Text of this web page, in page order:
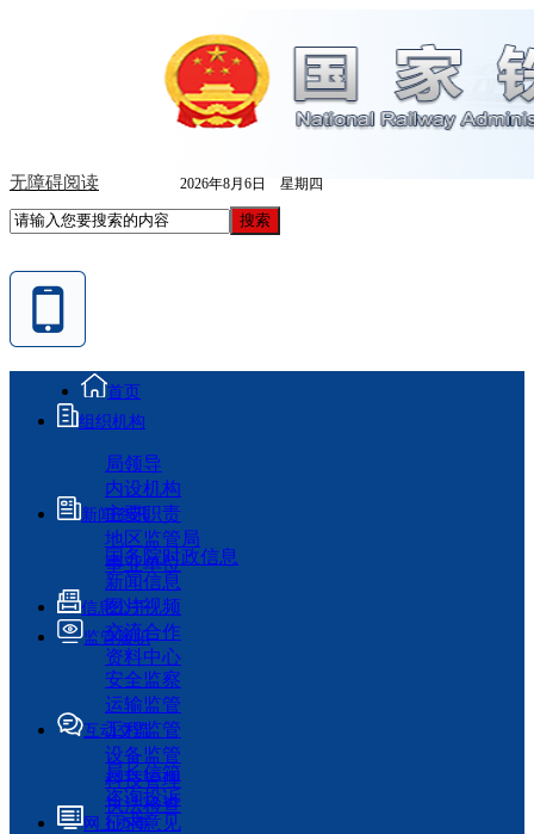
无障碍阅读 2026年8月6日 星期四
首页
组织机构
局领导
内设机构
主要职责
地区监管局
事业单位
新闻资讯
国务院时政信息
新闻信息
图片视频
交流合作
资料中心
信息公开
监管履职
安全监察
运输监管
工程监管
设备监管
科技管理
执法检查
互动交流
局长信箱
咨询投诉
征求意见
网上办事